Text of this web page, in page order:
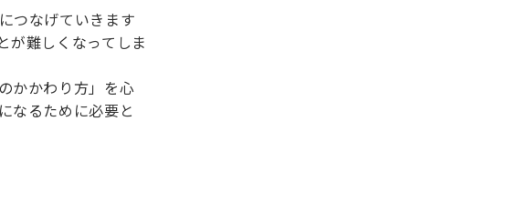
つなげていきます
が難しくなってしま
かかわり方」を心
なるために必要と